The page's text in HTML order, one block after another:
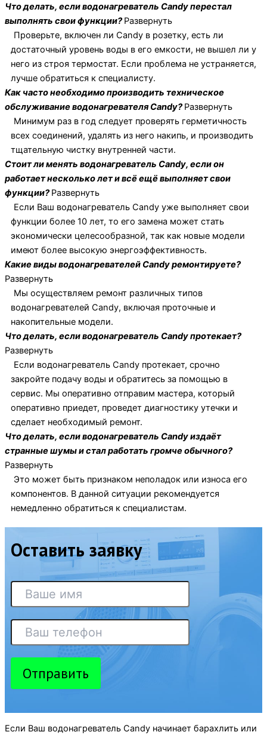
Что делать, если водонагреватель Candy перестал
выполнять свои функции?Развернуть
Проверьте, включен ли Candy в розетку, есть ли
достаточный уровень воды в его емкости, не вышел ли у
него из строя термостат. Если проблема не устраняется,
лучше обратиться к специалисту.
Как часто необходимо производить техническое
обслуживание водонагревателя Candy?Развернуть
Минимум раз в год следует проверять герметичность
всех соединений, удалять из него накипь, и производить
тщательную чистку внутренней части.
Стоит ли менять водонагреватель Candy, если он
работает несколько лет и всё ещё выполняет свои
функции?Развернуть
Если Ваш водонагреватель Candy уже выполняет свои
функции более 10 лет, то его замена может стать
экономически целесообразной, так как новые модели
имеют более высокую энергоэффективность.
Какие виды водонагревателей Candy ремонтируете?
Развернуть
Мы осуществляем ремонт различных типов
водонагревателей Candy, включая проточные и
накопительные модели.
Что делать, если водонагреватель Candy протекает?
Развернуть
Если водонагреватель Candy протекает, срочно
закройте подачу воды и обратитесь за помощью в
сервис. Мы оперативно отправим мастера, который
оперативно приедет, проведет диагностику утечки и
сделает необходимый ремонт.
Что делать, если водонагреватель Candy издаёт
странные шумы и стал работать громче обычного?
Развернуть
Это может быть признаком неполадок или износа его
компонентов. В данной ситуации рекомендуется
немедленно обратиться к специалистам.
Оставить заявку
Отправить
Если Ваш водонагреватель Candy начинает барахлить или